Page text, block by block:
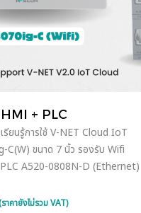
+ PLC
รียนรู้การใช้ V-NET Cloud IoT
C(W) ขนาด 7 นิ้ว รองรับ Wifi
A520-0808N-D (Ethernet)
าคายังไม่รวม VAT)